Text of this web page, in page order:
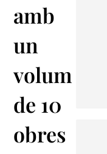
amb
un
volum
de 10
obres